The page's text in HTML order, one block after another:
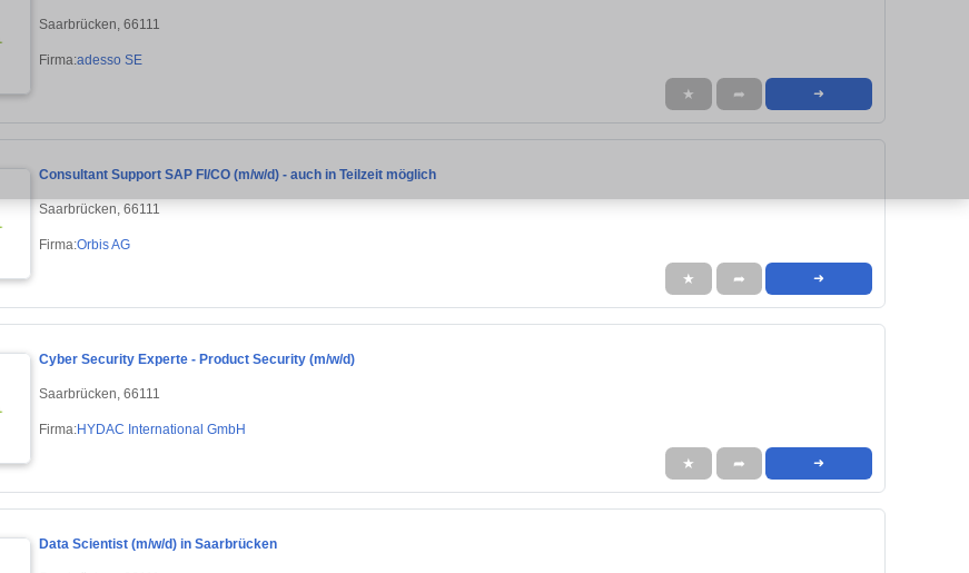
Saarbrücken, 66111
Firma:adesso SE
★ ➦ ➜
Consultant Support SAP FI/CO (m/w/d) - auch in Teilzeit möglich
Saarbrücken, 66111
Firma:Orbis AG
★ ➦ ➜
Cyber Security Experte - Product Security (m/w/d)
Saarbrücken, 66111
Firma:HYDAC International GmbH
★ ➦ ➜
Data Scientist (m/w/d) in Saarbrücken